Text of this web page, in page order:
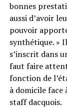
bonnes
aussi d’avoir
pouvoir
synthétique. »
s’inscrit dans
faut faire
fonction de
à domicile face
staff dacquois.